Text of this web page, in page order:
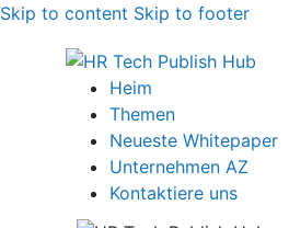
Skip to content Skip to footer
Heim
Themen
Neueste Whitepaper
Unternehmen AZ
Kontaktiere uns